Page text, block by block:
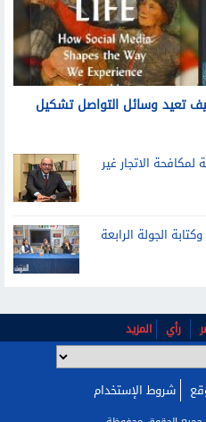
تعيد وسائل التواصل تشكيل
الاتجار غير
الجولة الرابعة
رأي المزيد
شروط الإستخدام